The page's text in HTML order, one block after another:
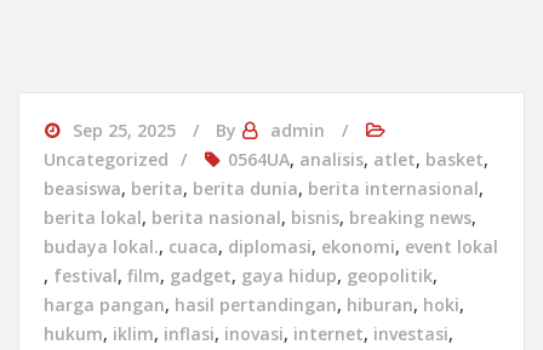
Sep 25, 2025 By
admin
Uncategorized
0564UA, analisis, atlet, basket,
beasiswa, berita, berita dunia, berita internasional,
berita lokal, berita nasional, bisnis, breaking news,
budaya lokal., cuaca, diplomasi, ekonomi, event lokal
, festival, film, gadget, gaya hidup, geopolitik,
harga pangan, hasil pertandingan, hiburan, hoki,
hukum, iklim, inflasi, inovasi, internet, investasi,